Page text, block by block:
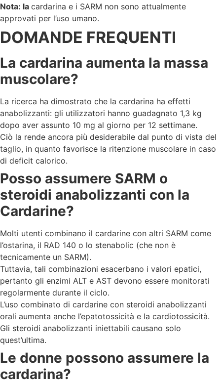
Nota: la cardarina e i SARM non sono attualmente
approvati per l’uso umano.
DOMANDE FREQUENTI
La cardarina aumenta la massa
muscolare?
La ricerca ha dimostrato che la cardarina ha effetti
anabolizzanti: gli utilizzatori hanno guadagnato 1,3 kg
dopo aver assunto 10 mg al giorno per 12 settimane.
Ciò la rende ancora più desiderabile dal punto di vista del
taglio, in quanto favorisce la ritenzione muscolare in caso
di deficit calorico.
Posso assumere SARM o
steroidi anabolizzanti con la
Cardarine?
Molti utenti combinano il cardarine con altri SARM come
l’ostarina, il RAD 140 o lo stenabolic (che non è
tecnicamente un SARM).
Tuttavia, tali combinazioni esacerbano i valori epatici,
pertanto gli enzimi ALT e AST devono essere monitorati
regolarmente durante il ciclo.
L’uso combinato di cardarine con steroidi anabolizzanti
orali aumenta anche l’epatotossicità e la cardiotossicità.
Gli steroidi anabolizzanti iniettabili causano solo
quest’ultima.
Le donne possono assumere la
cardarina?